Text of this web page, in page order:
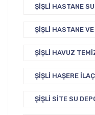
ŞIŞLI HASTANE
ŞIŞLI HASTANE
ŞIŞLI HAVUZ
ŞIŞLI HAŞERE
ŞIŞLI SITE SU